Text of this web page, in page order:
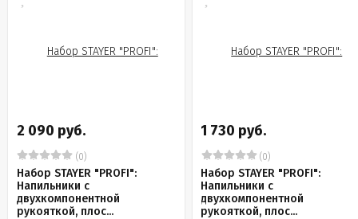
2 090 руб.
(0)
Набор STAYER "PROFI":
Напильники с
двухкомпонентной
рукояткой, плос...
1 730 руб.
(0)
Набор STAYER "PROFI":
Напильники с
двухкомпонентной
рукояткой, плос...